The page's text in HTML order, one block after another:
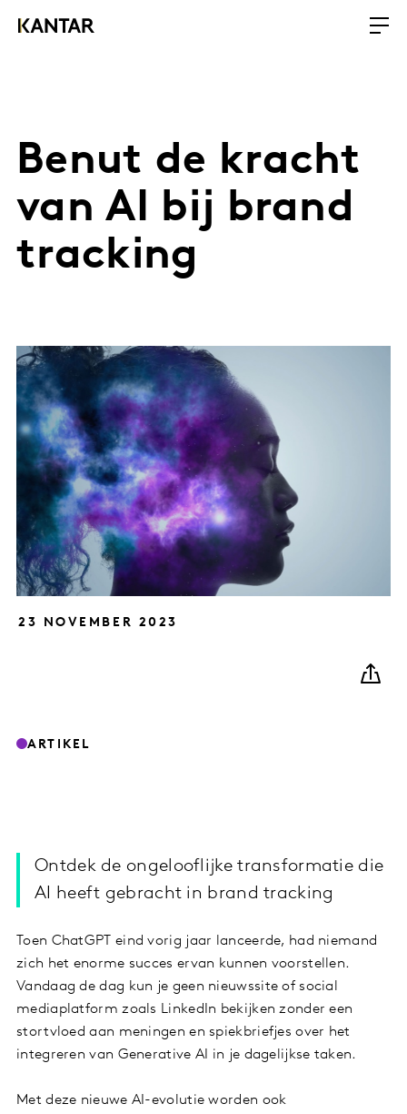
Benut de kracht
van AI bij brand
tracking
23 NOVEMBER 2023
ARTIKEL
Ontdek de ongelooflijke transformatie die
AI heeft gebracht in brand tracking
Toen ChatGPT eind vorig jaar lanceerde, had niemand
zich het enorme succes ervan kunnen voorstellen.
Vandaag de dag kun je geen nieuwssite of social
mediaplatform zoals LinkedIn bekijken zonder een
stortvloed aan meningen en spiekbriefjes over het
integreren van Generative AI in je dagelijkse taken.
Met deze nieuwe AI-evolutie worden ook